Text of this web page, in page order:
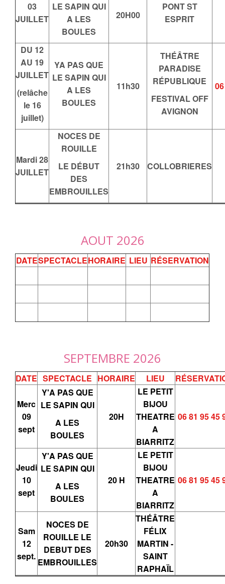
03
JUILLET
LE SAPIN QUI
A LES
BOULES
20H00
PONT ST
ESPRIT
DU 12
AU 19
JUILLET
(relâche
le 16
juillet)
YA PAS QUE
LE SAPIN QUI
A LES
BOULES
11h30
THÉÂTRE
PARADISE
RÉPUBLIQUE
FESTIVAL OFF
AVIGNON
Mardi 28
JUILLET
NOCES DE
ROUILLE
LE DÉBUT
DES
EMBROUILLES
21h30 COLLOBRIERES
AOUT 2026
DATESPECTACLEHORAIRE LIEU RÉSERVATION
SEPTEMBRE 2026
DATE SPECTACLE HORAIRE LIEU
Merc
09
sept
Y'A PAS QUE
LE SAPIN QUI
A LES
BOULES
20H
LE PETIT
BIJOU
THEATRE
A
BIARRITZ
06 81 95 45
Jeudi
10
sept
Y'A PAS QUE
LE SAPIN QUI
A LES
BOULES
20 H
LE PETIT
BIJOU
THEATRE
A
BIARRITZ
06 81 95 45
Sam
12
sept.
NOCES DE
ROUILLE LE
DEBUT DES
EMBROUILLES
20h30
THÉÂTRE
FÉLIX
MARTIN -
SAINT
RAPHAÏL